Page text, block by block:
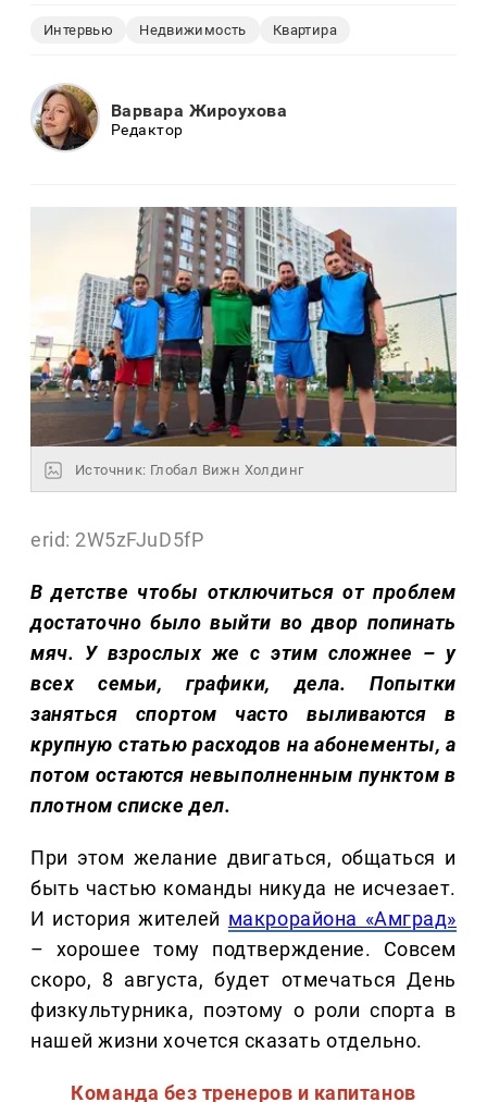
Интервью Недвижимость Квартира
Варвара Жироухова
Редактор
Источник: Глобал Вижн Холдинг
erid: 2W5zFJuD5fP
В детстве чтобы отключиться от проблем
достаточно было выйти во двор попинать
мяч. У взрослых же с этим сложнее – у
всех семьи, графики, дела. Попытки
заняться спортом часто выливаются в
крупную статью расходов на абонементы, а
потом остаются невыполненным пунктом в
плотном списке дел.
При этом желание двигаться, общаться и
быть частью команды никуда не исчезает.
И история жителей макрорайона «Амград»
– хорошее тому подтверждение. Совсем
скоро, 8 августа, будет отмечаться День
физкультурника, поэтому о роли спорта в
нашей жизни хочется сказать отдельно.
Команда без тренеров и капитанов